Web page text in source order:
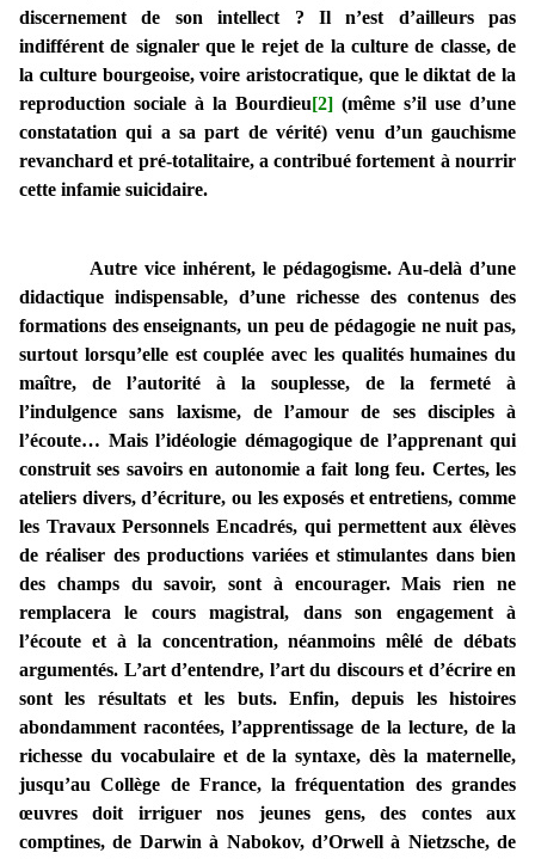
discernement de son intellect ? Il n’est d’ailleurs pas
indifférent de signaler que le rejet de la culture de classe, de
la culture bourgeoise, voire aristocratique, que le diktat de la
reproduction sociale à la Bourdieu[2] (même s’il use d’une
constatation qui a sa part de vérité) venu d’un gauchisme
revanchard et pré-totalitaire, a contribué fortement à nourrir
cette infamie suicidaire.
Autre vice inhérent, le pédagogisme. Au-delà d’une
didactique indispensable, d’une richesse des contenus des
formations des enseignants, un peu de pédagogie ne nuit pas,
surtout lorsqu’elle est couplée avec les qualités humaines du
maître, de l’autorité à la souplesse, de la fermeté à
l’indulgence sans laxisme, de l’amour de ses disciples à
l’écoute… Mais l’idéologie démagogique de l’apprenant qui
construit ses savoirs en autonomie a fait long feu. Certes, les
ateliers divers, d’écriture, ou les exposés et entretiens, comme
les Travaux Personnels Encadrés, qui permettent aux élèves
de réaliser des productions variées et stimulantes dans bien
des champs du savoir, sont à encourager. Mais rien ne
remplacera le cours magistral, dans son engagement à
l’écoute et à la concentration, néanmoins mêlé de débats
argumentés. L’art d’entendre, l’art du discours et d’écrire en
sont les résultats et les buts. Enfin, depuis les histoires
abondamment racontées, l’apprentissage de la lecture, de la
richesse du vocabulaire et de la syntaxe, dès la maternelle,
jusqu’au Collège de France, la fréquentation des grandes
œuvres doit irriguer nos jeunes gens, des contes aux
comptines, de Darwin à Nabokov, d’Orwell à Nietzsche, de